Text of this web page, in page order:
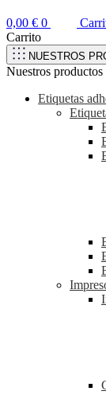
0,00 € 0
Carrito
NUESTROS
Nuestros productos
Etiquetas